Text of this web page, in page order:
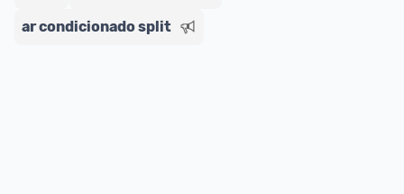
ar condicionado split